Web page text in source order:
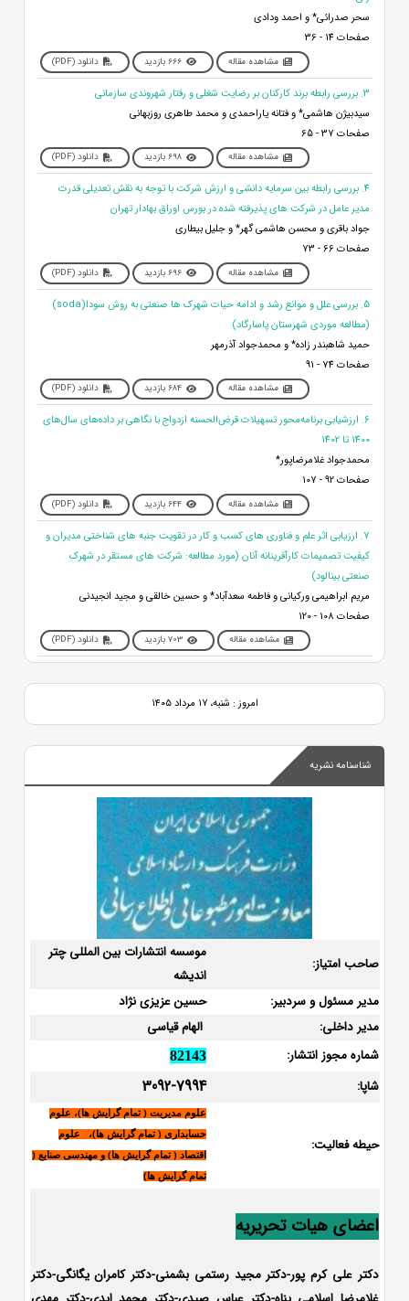
سحر صدرائی* و احمد ودادی
صفحات 14 - 36
مشاهده مقاله 666 بازدید دانلود (PDF)
3. بررسی رابطه برند کارکنان بر رضایت شغلی و رفتار شهروندی سازمانی
سیدبیژن هاشمی* و فتانه یاراحمدی و محمد طاهری روزبهانی
صفحات 37 - 65
مشاهده مقاله 698 بازدید دانلود (PDF)
4. بررسی رابطه بین سرمایه دانشی و ارزش شرکت با توجه به نقش تعدیلی قدرت
مدیر عامل در شرکت های پذیرفته شده در بورس اوراق بهادار تهران
جواد باقری و محسن هاشمی گهر* و جلیل بیطاری
صفحات 66 - 73
مشاهده مقاله 696 بازدید دانلود (PDF)
5. بررسی علل و موانع رشد و ادامه حیات شهرک ها صنعتی به روش سودا(soda)
(مطالعه موردی شهرستان پاسارگاد)
حمید شاهبندر زاده* و محمدجواد آذرمهر
صفحات 74 - 91
مشاهده مقاله 684 بازدید دانلود (PDF)
6. ارزشیابی برنامه‌محور تسهیلات قرض‌الحسنه ازدواج با نگاهی بر داده‌های سال‌های
1400 تا 1402
محمدجواد غلامرضاپور*
صفحات 92 - 107
مشاهده مقاله 644 بازدید دانلود (PDF)
7. ارزیابی اثر علم و فناوری های کسب و کار در تقویت جنبه های شناختی مدیران و
کیفیت تصمیمات کارآفرینانه آنان (مورد مطالعه: شرکت های مستقر در شهرک
صنعتی بینالود)
مریم ابراهیمی ورکیانی و فاطمه سعدآباد* و حسین خالقی و مجید انجیدنی
صفحات 108 - 120
مشاهده مقاله 703 بازدید دانلود (PDF)
امروز : شنبه، ۱۷ مرداد ۱۴۰۵
شناسنامه نشریه
صاحب امتیاز:
موسسه انتشارات بین المللی چتر
اندیشه
مدیر مسئول و سردبیر:
حسین عزیزی نژاد
مدیر داخلی:
الهام قیاسی
شماره مجوز انتشار:
82143
شاپا: 3092-7994
حیطه فعالیت:
علوم مدیریت ( تمام گرایش ها)، علوم
حسابداری ( تمام گرایش ها)، علوم
اقتصاد ( تمام گرایش ها) و مهندسی صنایع (
تمام گرایش ها)
اعضای هیات تحریریه
دکتر علی کرم پور-دکتر مجید رستمی بشمنی-دکتر کامران یگانگی-دکتر